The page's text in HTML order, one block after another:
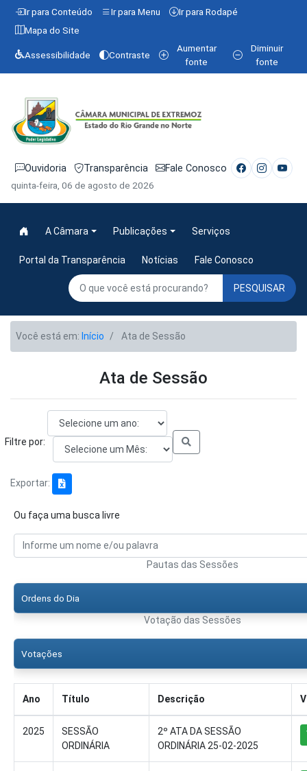
Ir para Conteúdo Ir para Menu
Ir para Rodapé
Mapa do Site
Assessibilidade Contraste
Aumentar
fonte
Diminuir
fonte
Ouvidoria Transparência Fale Conosco
quinta-feira, 06 de agosto de 2026
A Câmara Publicações Serviços
Portal da Transparência Notícias Fale Conosco
PESQUISAR
Você está em: Início Ata de Sessão
Ata de Sessão
Filtre por:
Exportar:
Ou faça uma busca livre
Pautas das Sessões
Ordens do Dia
Votação das Sessões
Votações
Ano Título Descrição
2025
SESSÃO
ORDINÁRIA
2º ATA DA SESSÃO
ORDINÁRIA 25-02-2025